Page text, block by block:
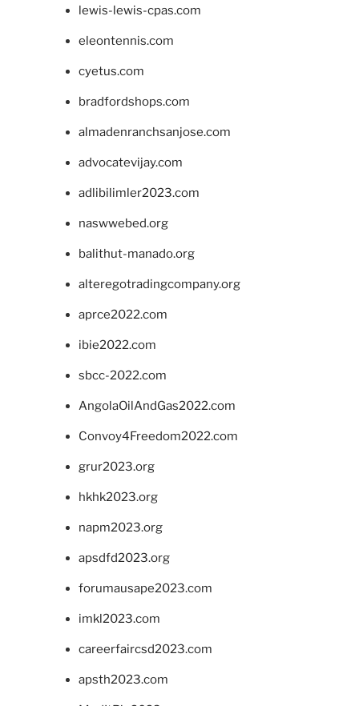
lewis-lewis-cpas.com
eleontennis.com
cyetus.com
bradfordshops.com
almadenranchsanjose.com
advocatevijay.com
adlibilimler2023.com
naswwebed.org
balithut-manado.org
alteregotradingcompany.org
aprce2022.com
ibie2022.com
sbcc-2022.com
AngolaOilAndGas2022.com
Convoy4Freedom2022.com
grur2023.org
hkhk2023.org
napm2023.org
apsdfd2023.org
forumausape2023.com
imkl2023.com
careerfaircsd2023.com
apsth2023.com